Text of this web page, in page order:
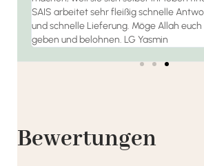
SAIS arbeitet sehr fleißig schnelle
und schnelle Lieferung. Möge Allah
geben und belohnen. LG Yasmin
Bewertungen